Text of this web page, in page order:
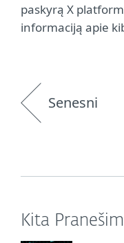
paskyrą X
informaciją apie
Senesni
Kita